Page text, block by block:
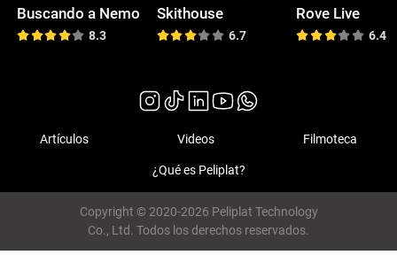
Buscando a Nemo
8.3
Skithouse
6.7
Rove Live
6.4
Artículos Videos Filmoteca
¿Qué es Peliplat?
Copyright © 2020-2026 Peliplat Technology
Co., Ltd. Todos los derechos reservados.